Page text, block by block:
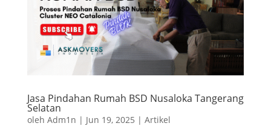
Jasa Pindahan Rumah BSD Nusaloka Tangerang
Selatan
oleh Adm1n | Jun 19, 2025 | Artikel